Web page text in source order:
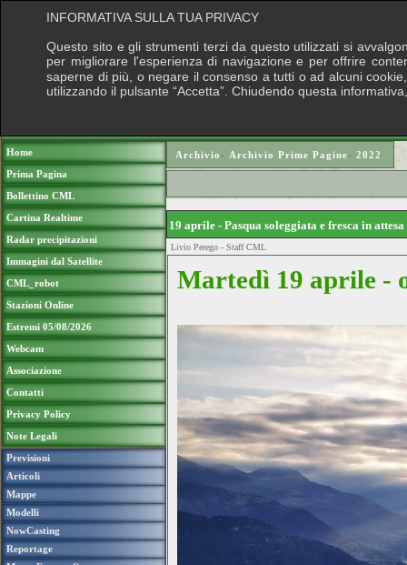
Home
Prima Pagina
Bollettino CML
Cartina Realtime
Radar precipitazioni
Immagini dal Satellite
CML_robot
Stazioni Online
Estremi 05/08/2026
Webcam
Associazione
Contatti
Privacy Policy
Note Legali
Previsioni
Articoli
Mappe
Modelli
NowCasting
Reportage
Archivio › Archivio Prime Pagine› 2022
19 aprile - Pasqua soleggiata e fresca in
Livio Perego - Staff CML
Martedì 19 aprile -
INFORMATIVA SULLA TUA PRIVACY
Questo sito e gli strumenti terzi da questo utilizzati si
per migliorare l'esperienza di navigazione e per offrire
saperne di più, o negare il consenso a tutti o ad alcuni
utilizzando il pulsante “Accetta”. Chiudendo questa